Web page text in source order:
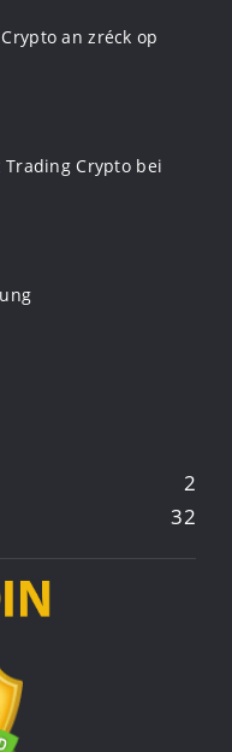
an zréck op
Trading Crypto bei
2
32